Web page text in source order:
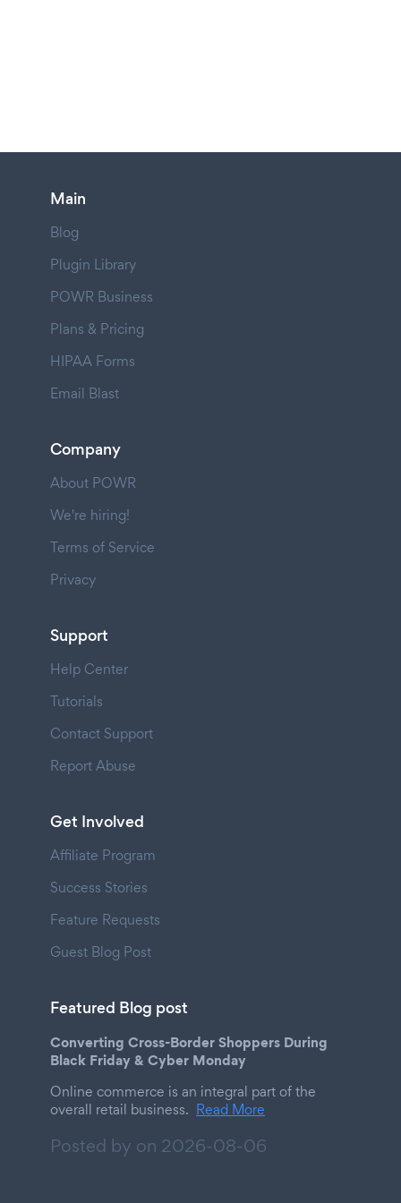
Main
Blog
Plugin Library
POWR Business
Plans & Pricing
HIPAA Forms
Email Blast
Company
About POWR
We're hiring!
Terms of Service
Privacy
Support
Help Center
Tutorials
Contact Support
Report Abuse
Get Involved
Affiliate Program
Success Stories
Feature Requests
Guest Blog Post
Featured Blog post
Converting Cross-Border Shoppers During
Black Friday & Cyber Monday
Online commerce is an integral part of the
overall retail business. Read More
Posted by on 2026-08-06